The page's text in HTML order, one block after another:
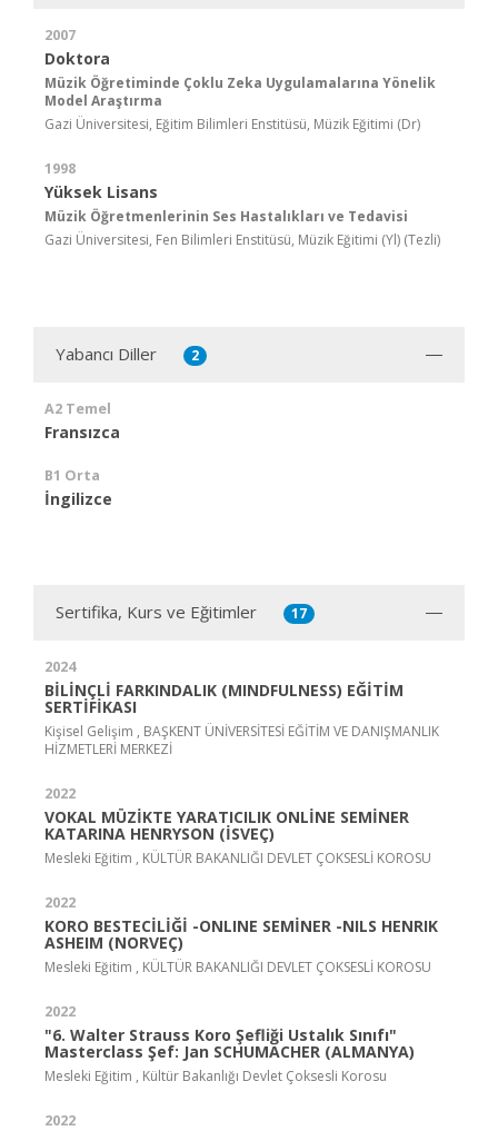
2007
Doktora
Müzik Öğretiminde Çoklu Zeka Uygulamalarına Yönelik
Model Araştırma
Gazi Üniversitesi, Eğitim Bilimleri Enstitüsü, Müzik Eğitimi (Dr)
1998
Yüksek Lisans
Müzik Öğretmenlerinin Ses Hastalıkları ve Tedavisi
Gazi Üniversitesi, Fen Bilimleri Enstitüsü, Müzik Eğitimi (Yl) (Tezli)
Yabancı Diller 2
A2 Temel
Fransızca
B1 Orta
İngilizce
Sertifika, Kurs ve Eğitimler 17
2024
BİLİNÇLİ FARKINDALIK (MINDFULNESS) EĞİTİM
SERTİFİKASI
Kişisel Gelişim , BAŞKENT ÜNİVERSİTESİ EĞİTİM VE DANIŞMANLIK
HİZMETLERİ MERKEZİ
2022
VOKAL MÜZİKTE YARATICILIK ONLİNE SEMİNER
KATARINA HENRYSON (İSVEÇ)
Mesleki Eğitim , KÜLTÜR BAKANLIĞI DEVLET ÇOKSESLİ KOROSU
2022
KORO BESTECİLİĞİ -ONLINE SEMİNER -NILS HENRIK
ASHEIM (NORVEÇ)
Mesleki Eğitim , KÜLTÜR BAKANLIĞI DEVLET ÇOKSESLİ KOROSU
2022
"6. Walter Strauss Koro Şefliği Ustalık Sınıfı"
Masterclass Şef: Jan SCHUMACHER (ALMANYA)
Mesleki Eğitim , Kültür Bakanlığı Devlet Çoksesli Korosu
2022